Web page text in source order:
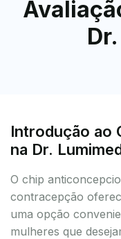
Introdução ao
na Dr.
O chip
contracepção
uma opção
mulheres que